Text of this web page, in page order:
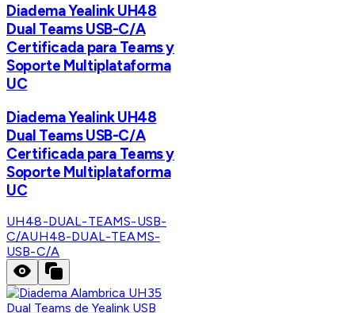
Diadema Yealink UH48
Dual Teams USB-C/A
Certificada para Teams y
Soporte Multiplataforma
UC
Diadema Yealink UH48
Dual Teams USB-C/A
Certificada para Teams y
Soporte Multiplataforma
UC
UH48-DUAL-TEAMS-USB-
C/AUH48-DUAL-TEAMS-
USB-C/A